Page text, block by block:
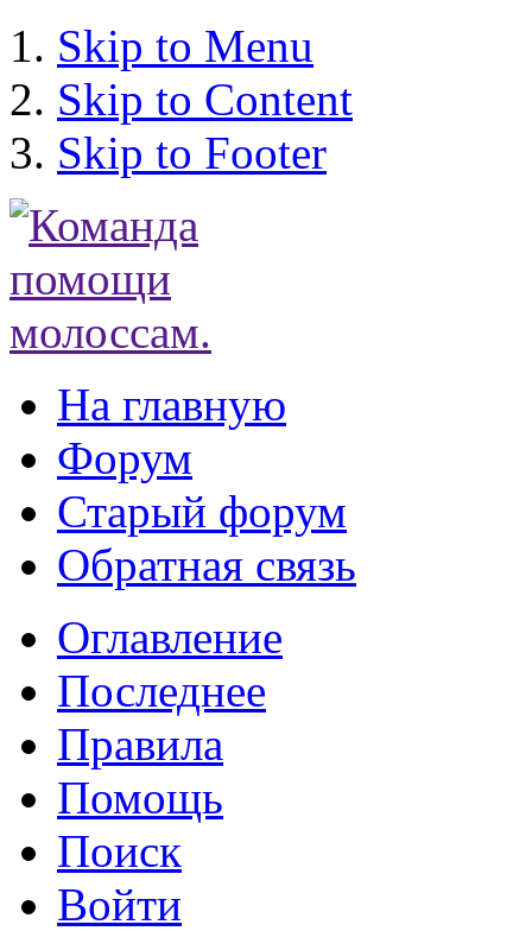
Skip to Menu
Skip to Content
Skip to Footer
На главную
Форум
Старый форум
Обратная связь
Оглавление
Последнее
Правила
Помощь
Поиск
Войти